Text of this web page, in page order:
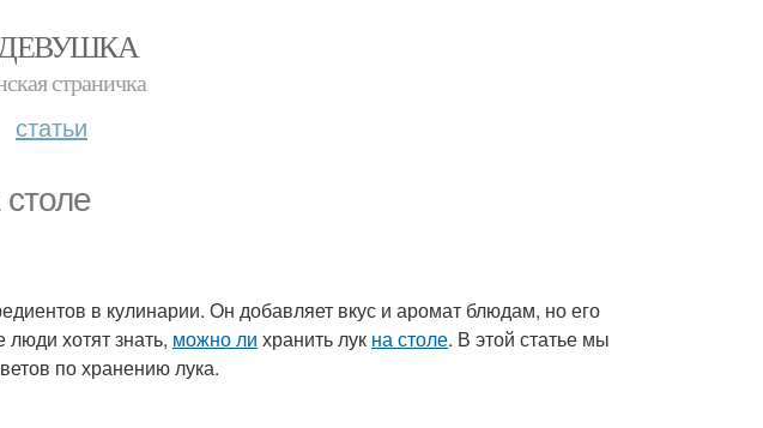
страничка
статьи
в кулинарии. Он добавляет вкус и аромат блюдам, но его
хотят знать, можно ли хранить лук на столе. В этой статье мы
по хранению лука.